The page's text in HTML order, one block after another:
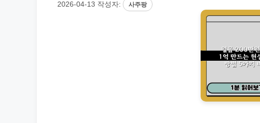
2026-04-13 작성자: 사주팡